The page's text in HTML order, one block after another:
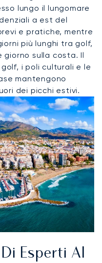
lungo il lungomare
a est del
e pratiche, mentre
più lunghi tra golf,
giorno sulla costa. Il
i poli culturali e le
mantengono
dei picchi estivi.
Esperti Al